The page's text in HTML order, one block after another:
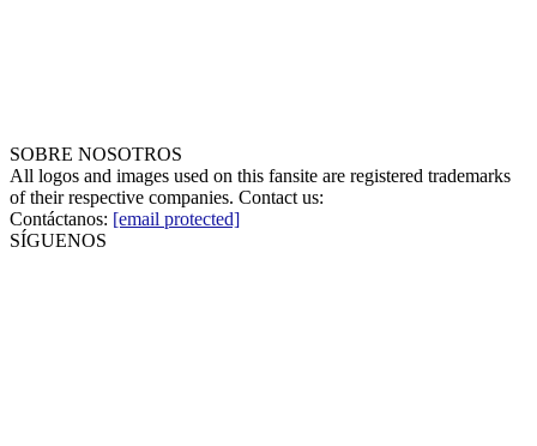
SOBRE NOSOTROS
All logos and images used on this fansite are registered trademarks
of their respective companies. Contact us:
Contáctanos: [email protected]
SÍGUENOS